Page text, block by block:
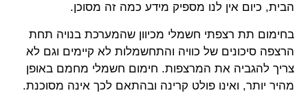
הבית, כיום אין לנו מספיק מידע כמה זה מסוכן.
בחימום תת רצפתי חשמלי מכיוון שהמערכת בנויה תחת
הרצפה סיכונים של כוויה והתחשמלות לא קיימים וגם לא
צריך להגביה את המרצפות. חימום חשמלי מחמם באופן
מהיר יותר, ואינו פולט קרינה ובהתאם לכך אינה מסוכנת.